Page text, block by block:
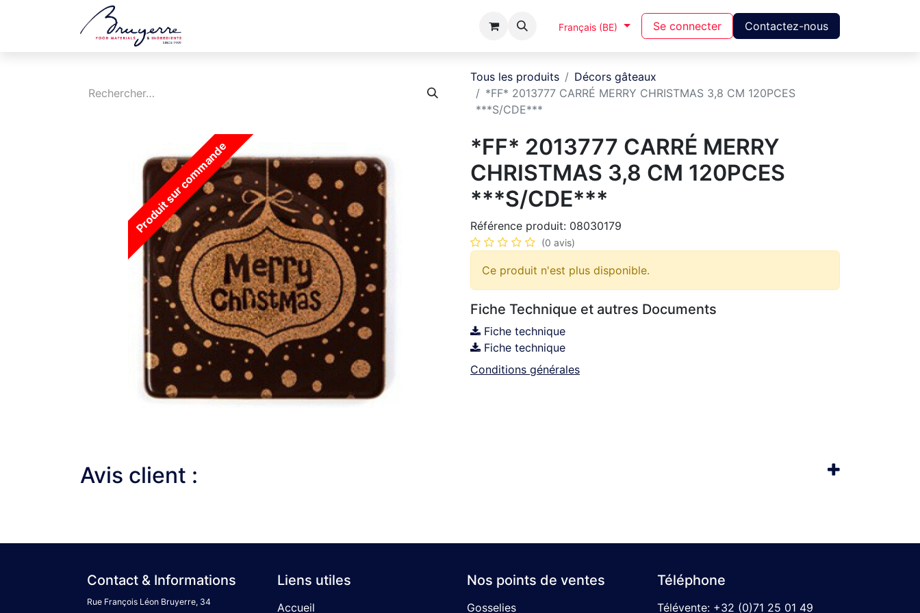
A Propos Français (BE) Se connecter Contactez-nous
Tous les produits
Décors gâteaux
*FF* 2013777 CARRÉ MERRY CHRISTMAS 3,8 CM 120PCES
***S/CDE***
Produit sur commande
*FF* 2013777 CARRÉ MERRY
CHRISTMAS 3,8 CM 120PCES
***S/CDE***
Référence produit: 08030179
(0 avis)
Ce produit n'est plus disponible.
Fiche Technique et autres Documents
Fiche technique
Fiche technique
Conditions générales
Avis client :
Contact & Informations
Rue François Léon Bruyerre, 34
Liens utiles
Accueil
Téléphone
Télévente: +32 (0)71 25 01 49
Nos points de ventes
Gosselies